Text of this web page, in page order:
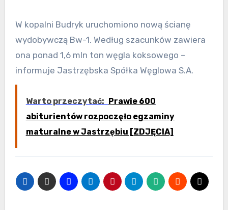
W kopalni Budryk uruchomiono nową ścianę
wydobywczą Bw-1. Według szacunków zawiera
ona ponad 1,6 mln ton węgla koksowego –
informuje Jastrzębska Spółka Węglowa S.A.
Warto przeczytać: Prawie 600
abiturientów rozpoczęło egzaminy
maturalne w Jastrzębiu [ZDJĘCIA]